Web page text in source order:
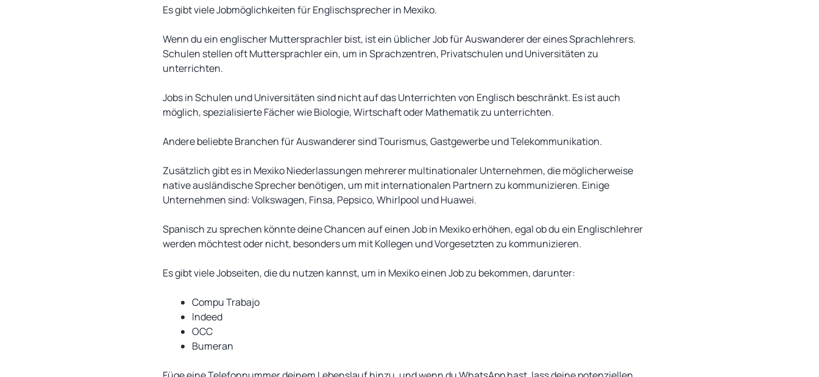
Es gibt viele Jobmöglichkeiten für Englischsprecher in Mexiko.
Wenn du ein englischer Muttersprachler bist, ist ein üblicher Job für Auswanderer der eines Sprachlehrers.
Schulen stellen oft Muttersprachler ein, um in Sprachzentren, Privatschulen und Universitäten zu
unterrichten.
Jobs in Schulen und Universitäten sind nicht auf das Unterrichten von Englisch beschränkt. Es ist auch
möglich, spezialisierte Fächer wie Biologie, Wirtschaft oder Mathematik zu unterrichten.
Andere beliebte Branchen für Auswanderer sind Tourismus, Gastgewerbe und Telekommunikation.
Zusätzlich gibt es in Mexiko Niederlassungen mehrerer multinationaler Unternehmen, die möglicherweise
native ausländische Sprecher benötigen, um mit internationalen Partnern zu kommunizieren. Einige
Unternehmen sind: Volkswagen, Finsa, Pepsico, Whirlpool und Huawei.
Spanisch zu sprechen könnte deine Chancen auf einen Job in Mexiko erhöhen, egal ob du ein Englischlehrer
werden möchtest oder nicht, besonders um mit Kollegen und Vorgesetzten zu kommunizieren.
Es gibt viele Jobseiten, die du nutzen kannst, um in Mexiko einen Job zu bekommen, darunter:
Compu Trabajo
Indeed
OCC
Bumeran